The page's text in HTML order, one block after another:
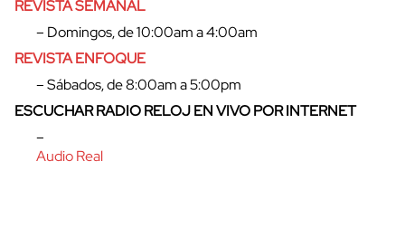
REVISTA SEMANAL
– Domingos, de 10:00am a 4:00am
REVISTA ENFOQUE
– Sábados, de 8:00am a 5:00pm
ESCUCHAR RADIO RELOJ EN VIVO POR INTERNET
–
Audio Real